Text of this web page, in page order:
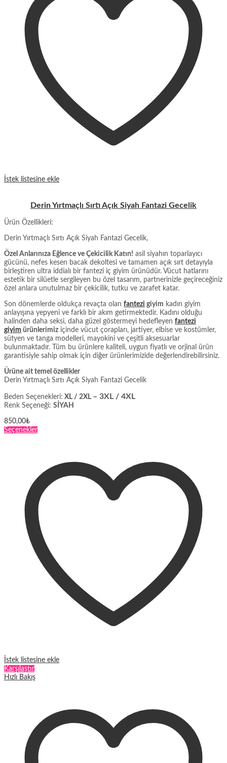
İstek listesine ekle
Derin Yırtmaçlı Sırtı Açık Siyah Fantazi Gecelik
Ürün Özellikleri:
Derin Yırtmaçlı Sırtı Açık Siyah Fantazi Gecelik,
Özel Anlarınıza Eğlence ve Çekicilik Katın! asil siyahın toparlayıcı
gücünü, nefes kesen bacak dekoltesi ve tamamen açık sırt detayıyla
birleştiren ultra iddialı bir fantezi iç giyim ürünüdür. Vücut hatlarını
estetik bir silüetle sergileyen bu özel tasarım, partnerinizle geçireceğiniz
özel anlara unutulmaz bir çekicilik, tutku ve zarafet katar.
Son dönemlerde oldukça revaçta olan fantezi giyim kadın giyim
anlayışına yepyeni ve farklı bir akım getirmektedir. Kadını olduğu
halinden daha seksi, daha güzel göstermeyi hedefleyen fantezi
giyim ürünlerimiz içinde vücut çorapları, jartiyer, elbise ve kostümler,
sütyen ve tanga modelleri, mayokini ve çeşitli aksesuarlar
bulunmaktadır. Tüm bu ürünlere kaliteli, uygun fiyatlı ve orjinal ürün
garantisiyle sahip olmak için diğer ürünlerimizide değerlendirebilirsiniz.
Ürüne ait temel özellikler
Derin Yırtmaçlı Sırtı Açık Siyah Fantazi Gecelik
Beden Seçenekleri: XL / 2XL – 3XL / 4XL
Renk Seçeneği: SİYAH
850,00₺
SeçeneklerBu
varyasyonu
var.
Seçenekler
ürün
sayfasından
seçilebilir
İstek listesine ekle
Karşılaştır
Hızlı Bakış